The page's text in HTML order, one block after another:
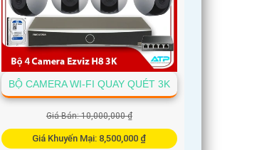
BỘ CAMERA WI-FI QUAY QUÉT 3K
Giá Bán: 10,000,000 ₫
Giá Khuyến Mại: 8,500,000 ₫
️